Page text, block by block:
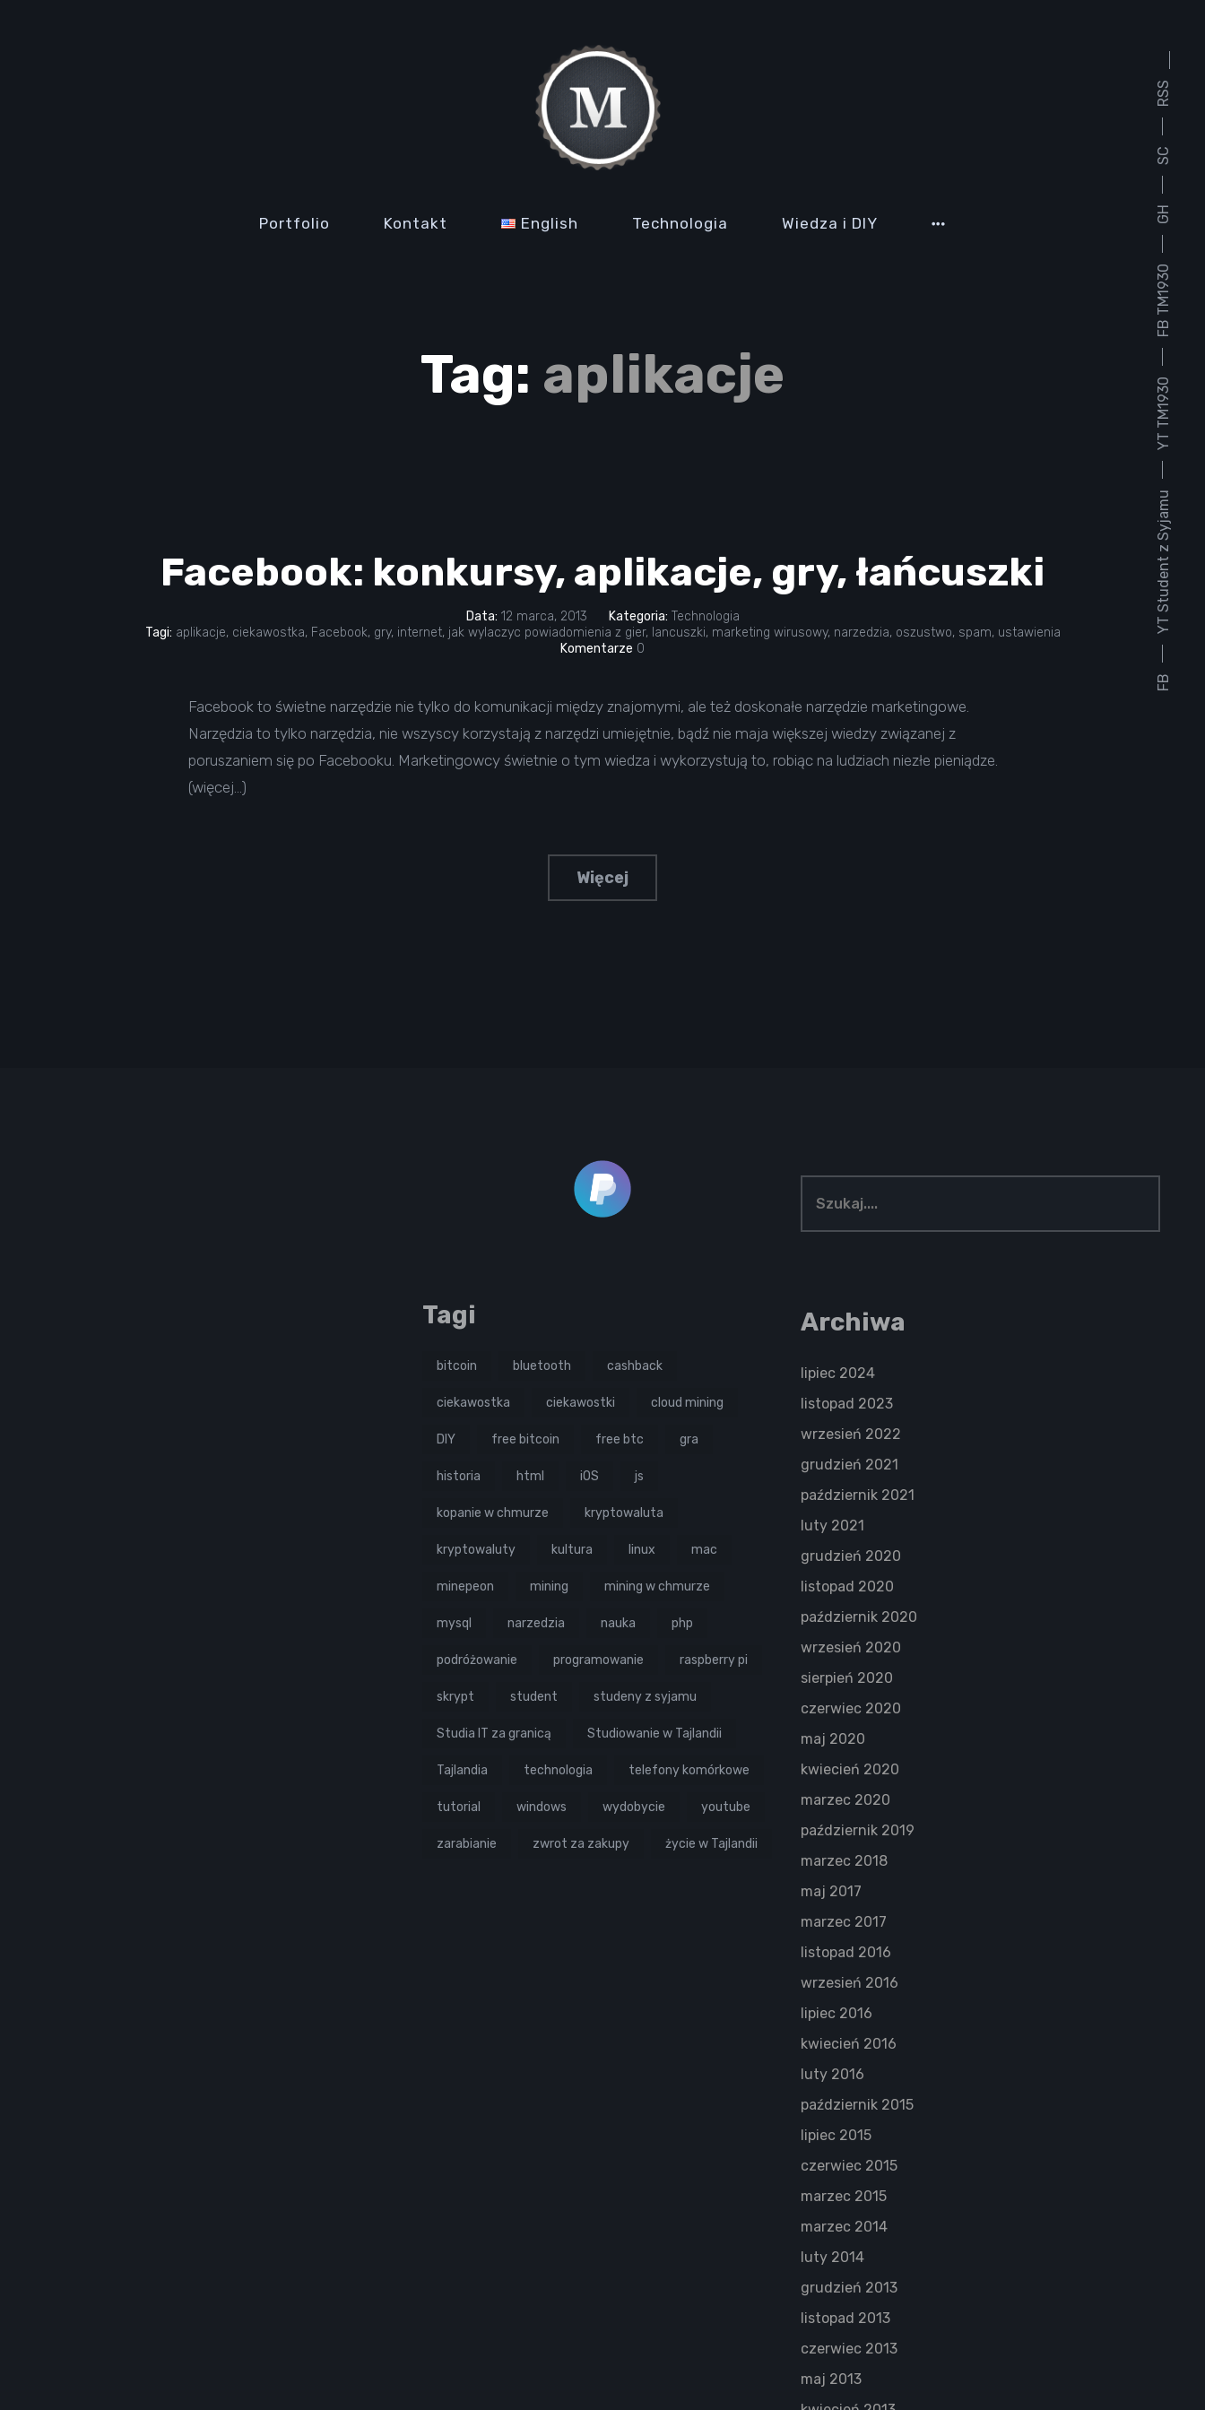
Portfolio Kontakt English Technologia Wiedza i DIY
FB
YT Student z Syjamu
YT TM1930
FB TM1930
GH
SC
RSS
Tag: aplikacje
Facebook: konkursy, aplikacje, gry, łańcuszki
Data: 12 marca, 2013 Kategoria: Technologia
Tagi: aplikacje, ciekawostka, Facebook, gry, internet, jak wylaczyc powiadomienia z gier, lancuszki, marketing wirusowy, narzedzia, oszustwo, spam, ustawienia
Komentarze 0
Facebook to świetne narzędzie nie tylko do komunikacji między znajomymi, ale też doskonałe narzędzie marketingowe.
Narzędzia to tylko narzędzia, nie wszyscy korzystają z narzędzi umiejętnie, bądź nie maja większej wiedzy związanej z
poruszaniem się po Facebooku. Marketingowcy świetnie o tym wiedza i wykorzystują to, robiąc na ludziach niezłe pieniądze.
(więcej…)
Więcej
Tagi
bitcoin bluetooth cashback
ciekawostka ciekawostki cloud mining
DIY free bitcoin free btc gra
historia html iOS js
kopanie w chmurze kryptowaluta
kryptowaluty kultura linux mac
minepeon mining mining w chmurze
mysql narzedzia nauka php
podróżowanie programowanie raspberry pi
skrypt student studeny z syjamu
Studia IT za granicą Studiowanie w Tajlandii
Tajlandia technologia telefony komórkowe
tutorial windows wydobycie youtube
zarabianie zwrot za zakupy życie w Tajlandii
Archiwa
lipiec 2024
listopad 2023
wrzesień 2022
grudzień 2021
październik 2021
luty 2021
grudzień 2020
listopad 2020
październik 2020
wrzesień 2020
sierpień 2020
czerwiec 2020
maj 2020
kwiecień 2020
marzec 2020
październik 2019
marzec 2018
maj 2017
marzec 2017
listopad 2016
wrzesień 2016
lipiec 2016
kwiecień 2016
luty 2016
październik 2015
lipiec 2015
czerwiec 2015
marzec 2015
marzec 2014
luty 2014
grudzień 2013
listopad 2013
czerwiec 2013
maj 2013